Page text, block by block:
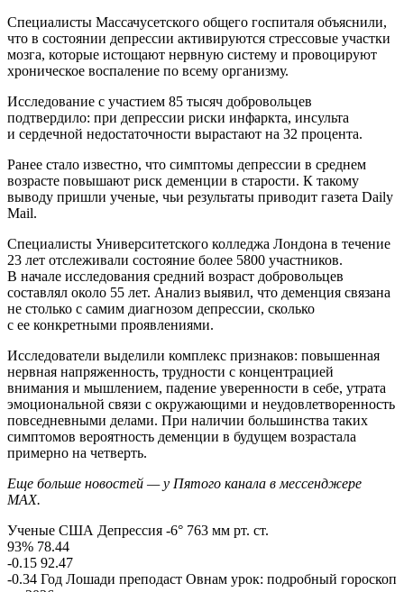
Специалисты Массачусетского общего госпиталя объяснили,
что в состоянии депрессии активируются стрессовые участки
мозга, которые истощают нервную систему и провоцируют
хроническое воспаление по всему организму.
Исследование с участием 85 тысяч добровольцев
подтвердило: при депрессии риски инфаркта, инсульта
и сердечной недостаточности вырастают на 32 процента.
Ранее стало известно, что симптомы депрессии в среднем
возрасте повышают риск деменции в старости. К такому
выводу пришли ученые, чьи результаты приводит газета Daily
Mail.
Специалисты Университетского колледжа Лондона в течение
23 лет отслеживали состояние более 5800 участников.
В начале исследования средний возраст добровольцев
составлял около 55 лет. Анализ выявил, что деменция связана
не столько с самим диагнозом депрессии, сколько
с ее конкретными проявлениями.
Исследователи выделили комплекс признаков: повышенная
нервная напряженность, трудности с концентрацией
внимания и мышлением, падение уверенности в себе, утрата
эмоциональной связи с окружающими и неудовлетворенность
повседневными делами. При наличии большинства таких
симптомов вероятность деменции в будущем возрастала
примерно на четверть.
Еще больше новостей — у Пятого канала в мессенджере
MAX.
Ученые США Депрессия -6° 763 мм рт. ст.
93% 78.44
-0.15 92.47
-0.34 Год Лошади преподаст Овнам урок: подробный гороскоп